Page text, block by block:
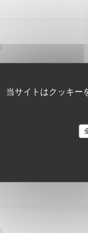
当サイトはクッキー
des mélanges, subtilité
la prise de commande